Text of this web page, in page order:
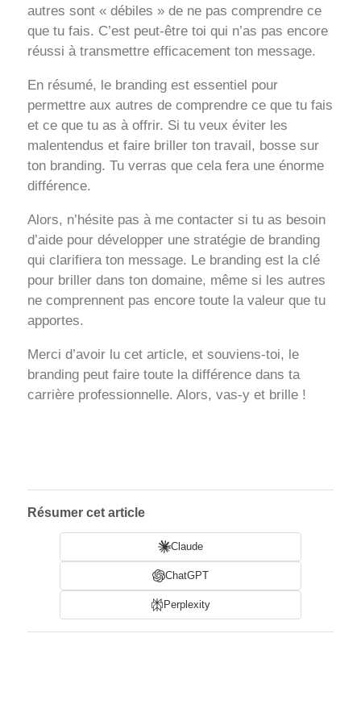
autres sont « débiles » de ne pas comprendre ce
que tu fais. C’est peut-être toi qui n’as pas encore
réussi à transmettre efficacement ton message.
En résumé, le branding est essentiel pour
permettre aux autres de comprendre ce que tu fais
et ce que tu as à offrir. Si tu veux éviter les
malentendus et faire briller ton travail, bosse sur
ton branding. Tu verras que cela fera une énorme
différence.
Alors, n’hésite pas à me contacter si tu as besoin
d’aide pour développer une stratégie de branding
qui clarifiera ton message. Le branding est la clé
pour briller dans ton domaine, même si les autres
ne comprennent pas encore toute la valeur que tu
apportes.
Merci d’avoir lu cet article, et souviens-toi, le
branding peut faire toute la différence dans ta
carrière professionnelle. Alors, vas-y et brille !
Résumer cet article
Claude
ChatGPT
Perplexity